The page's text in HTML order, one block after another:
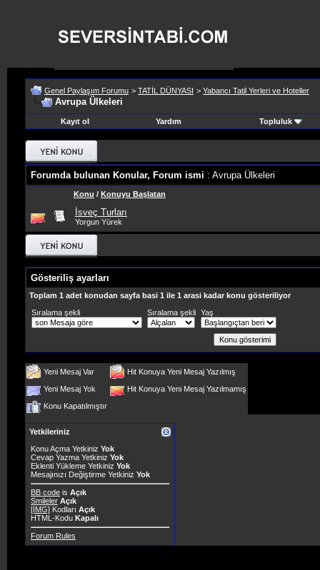
Genel Paylaşım Forumu > TATİL DÜNYASI > Yabancı Tatil Yerleri ve Hoteller
Avrupa Ülkeleri
Kayıt ol Yardım Topluluk
Forumda bulunan Konular, Forum ismi : Avrupa Ülkeleri
Konu / Konuyu Başlatan
İsveç Turları
Yorgun Yürek
Gösteriliş ayarları
Toplam 1 adet konudan sayfa basi 1 ile 1 arasi kadar konu gösteriliyor
Sıralama şekli
Sıralama şekli Yaş
Yeni Mesaj Var
Hit Konuya Yeni Mesaj Yazılmış
Yeni Mesaj Yok
Hit Konuya Yeni Mesaj Yazılmamış
Konu Kapatılmıştır
Yetkileriniz
Konu Açma Yetkiniz Yok
Cevap Yazma Yetkiniz Yok
Eklenti Yükleme Yetkiniz Yok
Mesajınızı Değiştirme Yetkiniz Yok
BB code is Açık
Smileler Açık
[IMG] Kodları Açık
HTML-Kodu Kapalı
Forum Rules